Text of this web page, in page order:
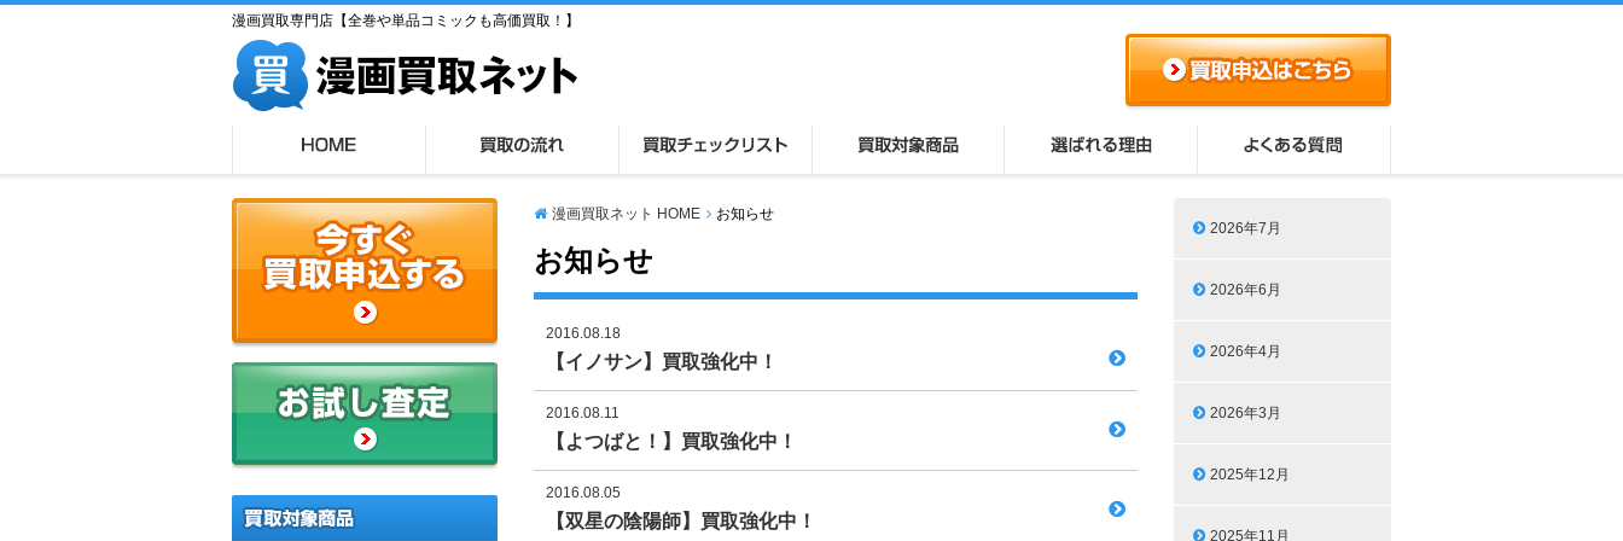
漫画買取専門店【全巻や単品コミックも高価買取！】
漫画買取ネット HOME お知らせ
お知らせ
2016.08.18
【イノサン】買取強化中！
2016.08.11
【よつばと！】買取強化中！
2016.08.05
【双星の陰陽師】買取強化中！
2026年7月
2026年6月
2026年4月
2026年3月
2025年12月
2025年11月